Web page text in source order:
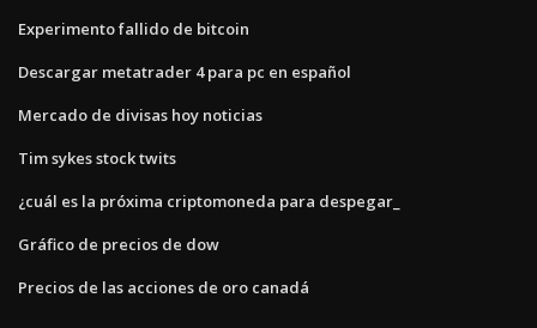
Experimento fallido de bitcoin
Descargar metatrader 4 para pc en español
Mercado de divisas hoy noticias
Tim sykes stock twits
¿cuál es la próxima criptomoneda para despegar_
Gráfico de precios de dow
Precios de las acciones de oro canadá